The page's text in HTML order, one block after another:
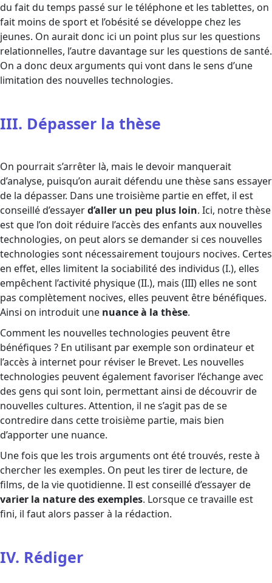
du fait du temps passé sur le téléphone et les tablettes, on
fait moins de sport et l’obésité se développe chez les
jeunes. On aurait donc ici un point plus sur les questions
relationnelles, l’autre davantage sur les questions de santé.
On a donc deux arguments qui vont dans le sens d’une
limitation des nouvelles technologies.
III. Dépasser la thèse
On pourrait s’arrêter là, mais le devoir manquerait
d’analyse, puisqu’on aurait défendu une thèse sans essayer
de la dépasser. Dans une troisième partie en effet, il est
conseillé d’essayerd’aller un peu plus loin. Ici, notre thèse
est que l’on doit réduire l’accès des enfants aux nouvelles
technologies, on peut alors se demander si ces nouvelles
technologies sont nécessairement toujours nocives. Certes
en effet, elles limitent la sociabilité des individus (I.), elles
empêchent l’activité physique (II.), mais (III) elles ne sont
pas complètement nocives, elles peuvent être bénéfiques.
Ainsi on introduit une nuance à la thèse.
Comment les nouvelles technologies peuvent être
bénéfiques ? En utilisant par exemple son ordinateur et
l’accès à internet pour réviser le Brevet. Les nouvelles
technologies peuvent également favoriser l’échange avec
des gens qui sont loin, permettant ainsi de découvrir de
nouvelles cultures. Attention, il ne s’agit pas de se
contredire dans cette troisième partie, mais bien
d’apporter une nuance.
Une fois que les trois arguments ont été trouvés, reste à
chercher les exemples. On peut les tirer de lecture, de
films, de la vie quotidienne. Il est conseillé d’essayer de
varier la nature des exemples. Lorsque ce travaille est
fini, il faut alors passer à la rédaction.
IV. Rédiger